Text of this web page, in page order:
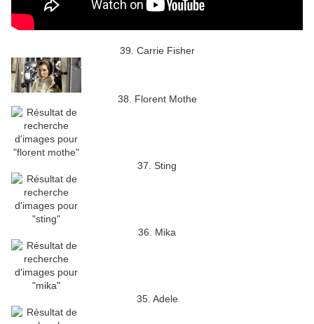
39. Carrie Fisher
38. Florent Mothe
37. Sting
36. Mika
35. Adele